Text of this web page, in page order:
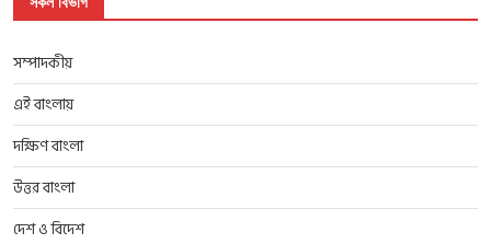
সম্পাদকীয়
এই বাংলায়
দক্ষিণ বাংলা
উত্তর বাংলা
দেশ ও বিদেশ